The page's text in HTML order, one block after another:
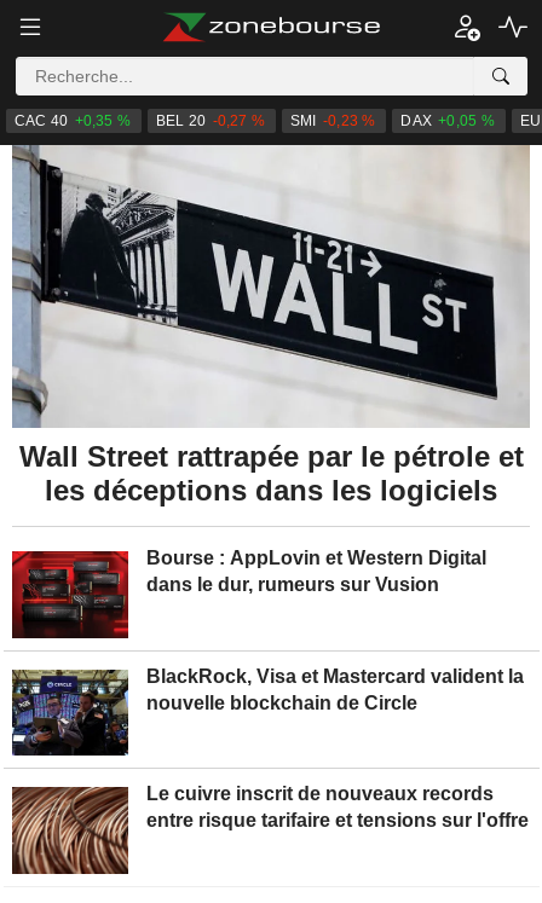
CAC 40 +0,35 % BEL 20 -0,27 % SMI -0,23 % DAX +0,05 %
Bourse : AppLovin et Western Digital
dans le dur, rumeurs sur Vusion
BlackRock, Visa et Mastercard valident la
nouvelle blockchain de Circle
Wall Street rattrapée par le pétrole et
les déceptions dans les logiciels
Le cuivre inscrit de nouveaux records
entre risque tarifaire et tensions sur l'offre